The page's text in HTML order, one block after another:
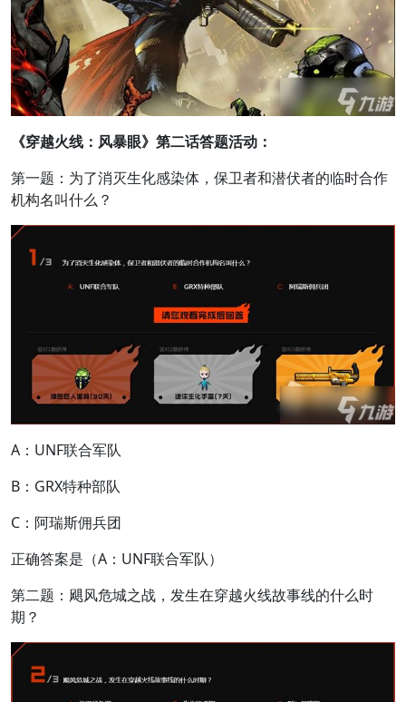
《穿越火线：风暴眼》第二话答题活动：
第一题：为了消灭生化感染体，保卫者和潜伏者的临时合作
机构名叫什么？
A：UNF联合军队
B：GRX特种部队
C：阿瑞斯佣兵团
正确答案是（A：UNF联合军队）
第二题：飓风危城之战，发生在穿越火线故事线的什么时
期？